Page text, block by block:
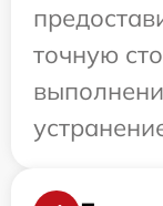
точную